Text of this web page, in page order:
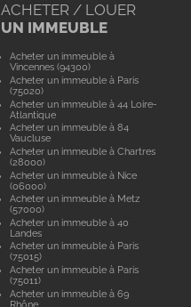
ACHETER / LOUER
UN IMMEUBLE
Acheter un immeuble à
Vincennes (94300)
Acheter un immeuble à Paris
(75020)
Acheter un immeuble à 44 Loire-
Atlantique
Acheter un immeuble à 84
Vaucluse
Acheter un immeuble à Chartres
(28000)
Acheter un immeuble à Nice
(06000)
Acheter un immeuble à Metz
(57000)
Acheter un immeuble à 40
Landes
Acheter un immeuble à Paris
(75015)
Acheter un immeuble à Paris
(75011)
Acheter un immeuble à 69
Rhône